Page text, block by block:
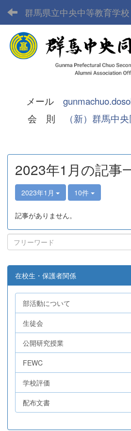
群馬県立中央中等教育学校
メール
会 則
（新）群馬中
2023年1月の記事
2023年1月 10件
記事がありません。
在校生・保護者関係
部活動について
生徒会
公開研究授業
FEWC
学校評価
配布文書